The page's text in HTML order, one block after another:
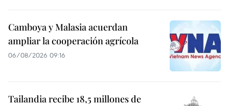
Camboya y Malasia acuerdan
ampliar la cooperación agrícola
06/08/2026 09:16
Tailandia recibe 18,5 millones de